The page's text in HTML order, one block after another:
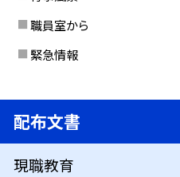
職員室から
緊急情報
配布文書
現職教育